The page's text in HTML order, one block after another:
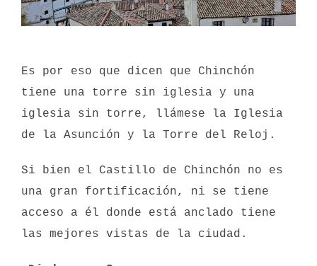
Es por eso que dicen que Chinchón
tiene una torre sin iglesia y una
iglesia sin torre, llámese la Iglesia
de la Asunción y la Torre del Reloj.
Si bien el Castillo de Chinchón no es
una gran fortificación, ni se tiene
acceso a él donde está anclado tiene
las mejores vistas de la ciudad.